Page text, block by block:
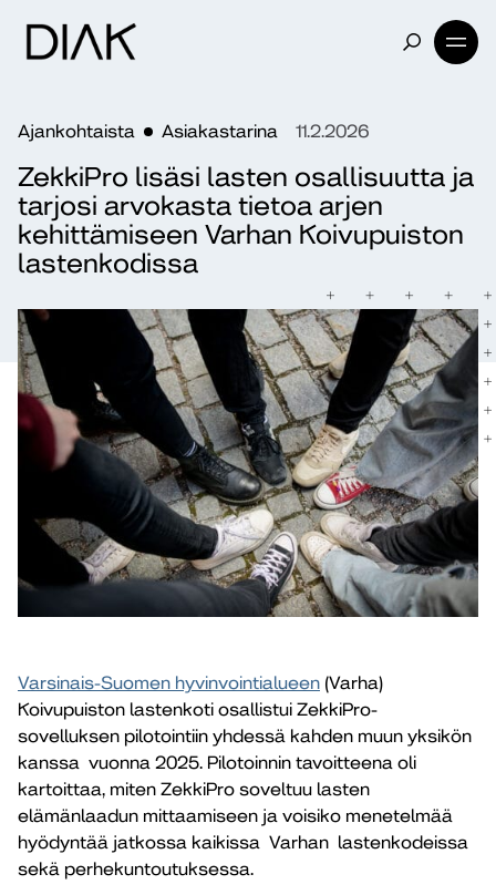
Ajankohtaista Asiakastarina 11.2.2026
ZekkiPro lisäsi lasten osallisuutta ja
tarjosi arvokasta tietoa arjen
kehittämiseen Varhan Koivupuiston
lastenkodissa
Varsinais-​Suomen hyvinvointialueen (Varha)
Koivupuiston lastenkoti osallistui ZekkiPro-​
sovelluksen pilotointiin yhdessä kahden muun yksikön
kanssa vuonna 2025. Pilotoinnin tavoitteena oli
kartoittaa, miten ZekkiPro soveltuu lasten
elämänlaadun mittaamiseen ja voisiko menetelmää
hyödyntää jatkossa kaikissa Varhan lastenkodeissa
sekä perhekuntoutuksessa.